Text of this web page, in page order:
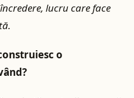
lucru care face
o